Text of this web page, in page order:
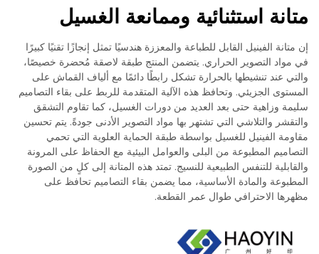
متانة استثنائية وممانعة الغسيل
إن متانة الفينيل القابل للطباعة والمعززة هندسيًا تمثل إنجازًا تقنيًا كبيرًا
في مواد التصوير الحراري. يتضمن المنتج طبقة لاصقة مُحضرة خصيصًا،
والتي عند تنشيطها بالحرارة تشكل رابطًا دائمًا مع ألياف القماش على
المستوى الجزيئي. وتحافظ هذه الآلية المتقدمة للربط على بقاء التصاميم
سليمة وزاهية حتى بعد العديد من دورات الغسيل، كما تقاوم التشقق
والتقشر والتلاشي التي تشتهر بها مواد التصوير الأدنى جودةً. يتم تحسين
مقاومة الفينيل للغسيل بواسطة طبقة الحماية العلوية التي تحمي
التصاميم المطبوعة من البلى والعوامل البيئية مع الحفاظ على المرونة
والقابلية للتنفس الطبيعية للنسيج. تمتد هذه المتانة إلى كلٍ من الصورة
المطبوعة والمادة الأساسية، مما يضمن بقاء التصاميم تحافظ على
مظهرها الاحترافي طوال عمر القطعة.